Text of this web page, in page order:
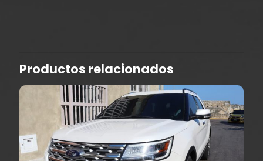
Productos relacionados